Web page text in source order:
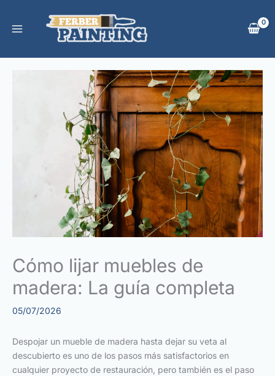
contenido
Cómo lijar muebles de
madera: La guía completa
05/07/2026
Despojar un mueble de madera hasta dejar su veta al
descubierto es uno de los pasos más satisfactorios en
cualquier proyecto de restauración, pero también es el paso